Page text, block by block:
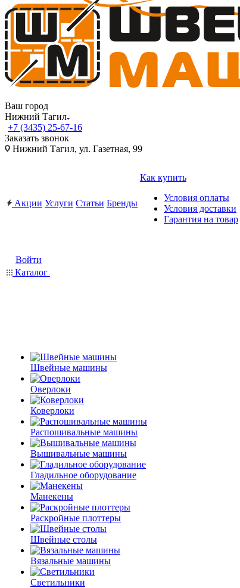
Ваш город
Нижний Тагил
+7 (3435) 25-67-16
Заказать звонок
Нижний Тагил, ул. Газетная, 99
Акции Услуги Статьи Бренды
Как купить
Условия оплаты
Условия доставки
Гарантия на товар
Войти
Каталог
Швейные машины
Оверлоки
Коверлоки
Распошивальные машины
Вышивальные машины
Гладильное оборудование
Манекены
Раскройные плоттеры
Швейные столы
Вязальные машины
Светильники